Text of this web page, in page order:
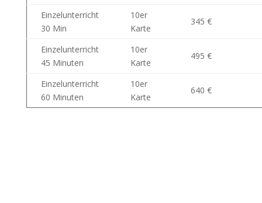
Einzelunterricht
30 Min
10er
Karte
345 €
Einzelunterricht
45 Minuten
10er
Karte
495 €
Einzelunterricht
60 Minuten
10er
Karte
640 €